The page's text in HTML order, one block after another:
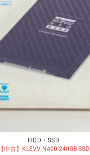
HDD・SSD
【中古】KLEVV N400 240GB SSD